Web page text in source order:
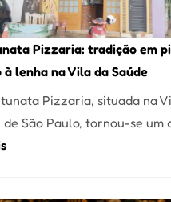
Pizzaria: tradição em
lenha na Vila da Saúde
Pizzaria, situada na
de São Paulo, tornou-se um
: